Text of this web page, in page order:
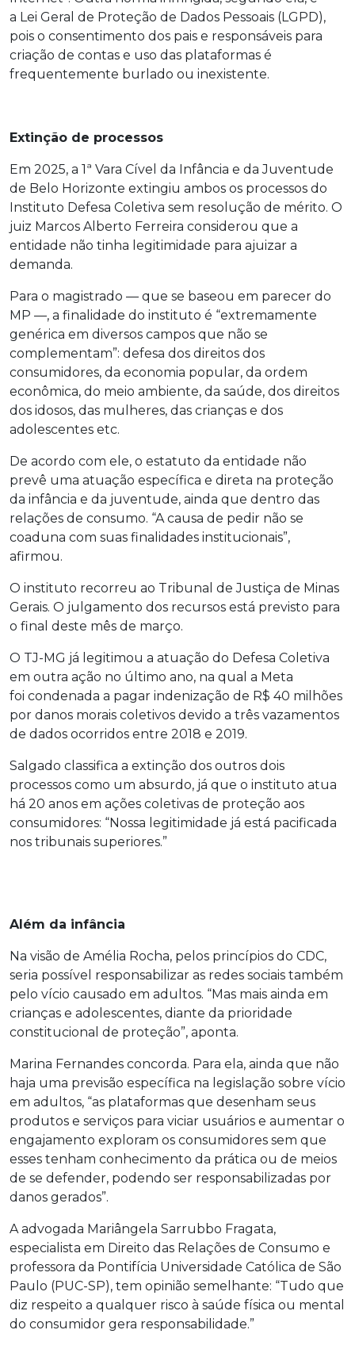
a Lei Geral de Proteção de Dados Pessoais (LGPD),
pois o consentimento dos pais e responsáveis para
criação de contas e uso das plataformas é
frequentemente burlado ou inexistente.
Extinção de processos
Em 2025, a 1ª Vara Cível da Infância e da Juventude
de Belo Horizonte extingiu ambos os processos do
Instituto Defesa Coletiva sem resolução de mérito. O
juiz Marcos Alberto Ferreira considerou que a
entidade não tinha legitimidade para ajuizar a
demanda.
Para o magistrado — que se baseou em parecer do
MP —, a finalidade do instituto é “extremamente
genérica em diversos campos que não se
complementam”: defesa dos direitos dos
consumidores, da economia popular, da ordem
econômica, do meio ambiente, da saúde, dos direitos
dos idosos, das mulheres, das crianças e dos
adolescentes etc.
De acordo com ele, o estatuto da entidade não
prevê uma atuação específica e direta na proteção
da infância e da juventude, ainda que dentro das
relações de consumo. “A causa de pedir não se
coaduna com suas finalidades institucionais”,
afirmou.
O instituto recorreu ao Tribunal de Justiça de Minas
Gerais. O julgamento dos recursos está previsto para
o final deste mês de março.
O TJ-MG já legitimou a atuação do Defesa Coletiva
em outra ação no último ano, na qual a Meta
foi condenada a pagar indenização de R$ 40 milhões
por danos morais coletivos devido a três vazamentos
de dados ocorridos entre 2018 e 2019.
Salgado classifica a extinção dos outros dois
processos como um absurdo, já que o instituto atua
há 20 anos em ações coletivas de proteção aos
consumidores: “Nossa legitimidade já está pacificada
nos tribunais superiores.”
Além da infância
Na visão de Amélia Rocha, pelos princípios do CDC,
seria possível responsabilizar as redes sociais também
pelo vício causado em adultos. “Mas mais ainda em
crianças e adolescentes, diante da prioridade
constitucional de proteção”, aponta.
Marina Fernandes concorda. Para ela, ainda que não
haja uma previsão específica na legislação sobre vício
em adultos, “as plataformas que desenham seus
produtos e serviços para viciar usuários e aumentar o
engajamento exploram os consumidores sem que
esses tenham conhecimento da prática ou de meios
de se defender, podendo ser responsabilizadas por
danos gerados”.
A advogada Mariângela Sarrubbo Fragata,
especialista em Direito das Relações de Consumo e
professora da Pontifícia Universidade Católica de São
Paulo (PUC-SP), tem opinião semelhante: “Tudo que
diz respeito a qualquer risco à saúde física ou mental
do consumidor gera responsabilidade.”